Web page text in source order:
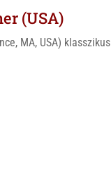
(USA)
MA, USA) klasszikus